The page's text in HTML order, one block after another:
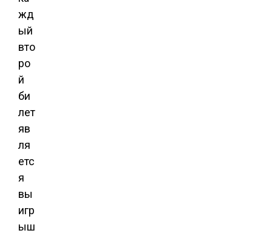
жд
ый
вто
ро
й
би
лет
яв
ля
етс
я
вы
игр
ыш